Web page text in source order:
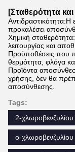
[Σταθερότητα
προκαλέσει
Χημική
λειτουργίας και
Προϋποθέσεις που
θερμότητα, φλόγα
Προϊόντα
χρήσης, δεν θα
αποσύνθεσης.
Tags:
2-χλωροβενζυλίου
ο-χλωροβενζυλίου